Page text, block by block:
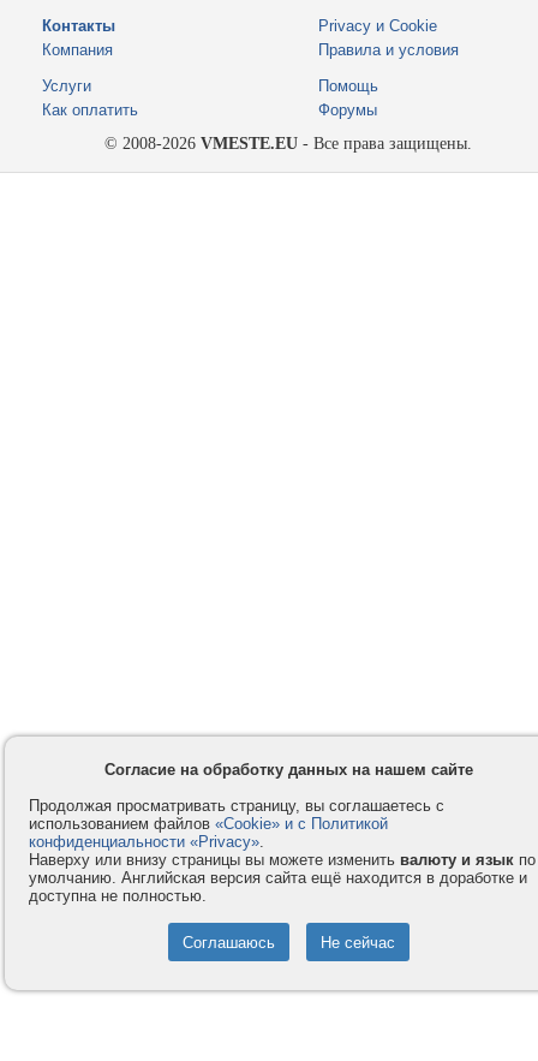
Контакты
Компания
Privacy и Cookie
Правила и условия
Услуги
Как оплатить
Помощь
Форумы
© 2008-2026 VMESTE.EU - Все права защищены.
Согласие на обработку данных на нашем сайте
Продолжая просматривать страницу, вы соглашаетесь с
использованием файлов «Cookie» и с Политикой
конфиденциальности «Privacy».
Наверху или внизу страницы вы можете изменить валюту и язык по
умолчанию. Английская версия сайта ещё находится в доработке и
доступна не полностью.